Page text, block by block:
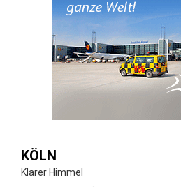
KÖLN
Klarer Himmel